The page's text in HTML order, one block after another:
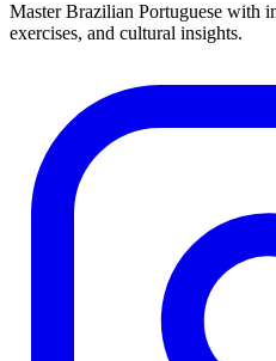
Master Brazilian Portuguese with
exercises, and cultural insights.